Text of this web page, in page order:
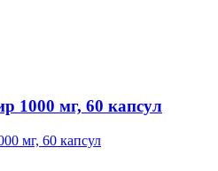
1000 мг, 60 капсул